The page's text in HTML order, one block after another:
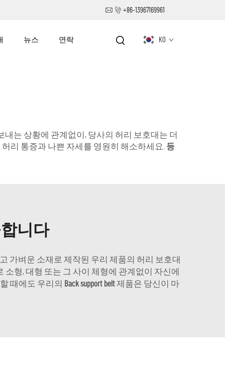
+86-13967169961
뉴스 연락 KO
내는 상황에 관계없이, 당사의 허리 보호대는 더
리 통증과 나쁜 자세를 영원히 해소하세요. 등
니다
가벼운 소재로 제작된 우리 제품의 허리 보호대
형, 대형 또는 그 사이 체형에 관계없이 자신에
때에도 우리의
Back support belt제품은 당신이 마